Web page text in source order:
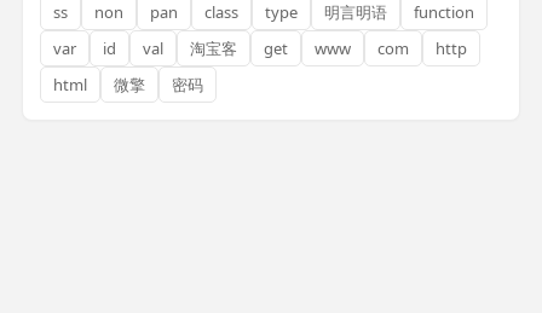
ss non pan class type 明言明语
function
var
id val 淘宝客 get www com
http
html
微擎 密码